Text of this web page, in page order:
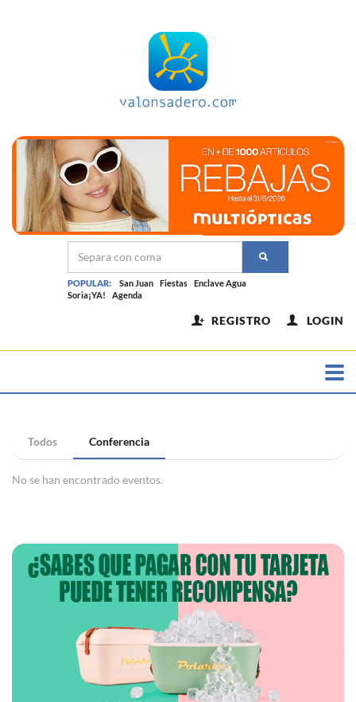
POPULAR: San Juan Fiestas
Enclave Agua
Soria¡YA!
Agenda
REGISTRO LOGIN
Todos Conferencia
No se han encontrado eventos.